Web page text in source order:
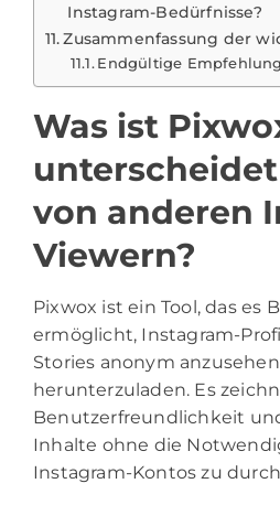
Instagram-Bedürfnisse?
Zusammenfassung der
Endgültige Empfehlung
Was ist
von anderen
Viewern?
Pixwox ist ein Tool, das es
ermöglicht, Instagram-
Stories anonym
herunterzuladen. Es
Benutzerfreundlichkeit
Inhalte ohne die
Instagram-Kontos zu